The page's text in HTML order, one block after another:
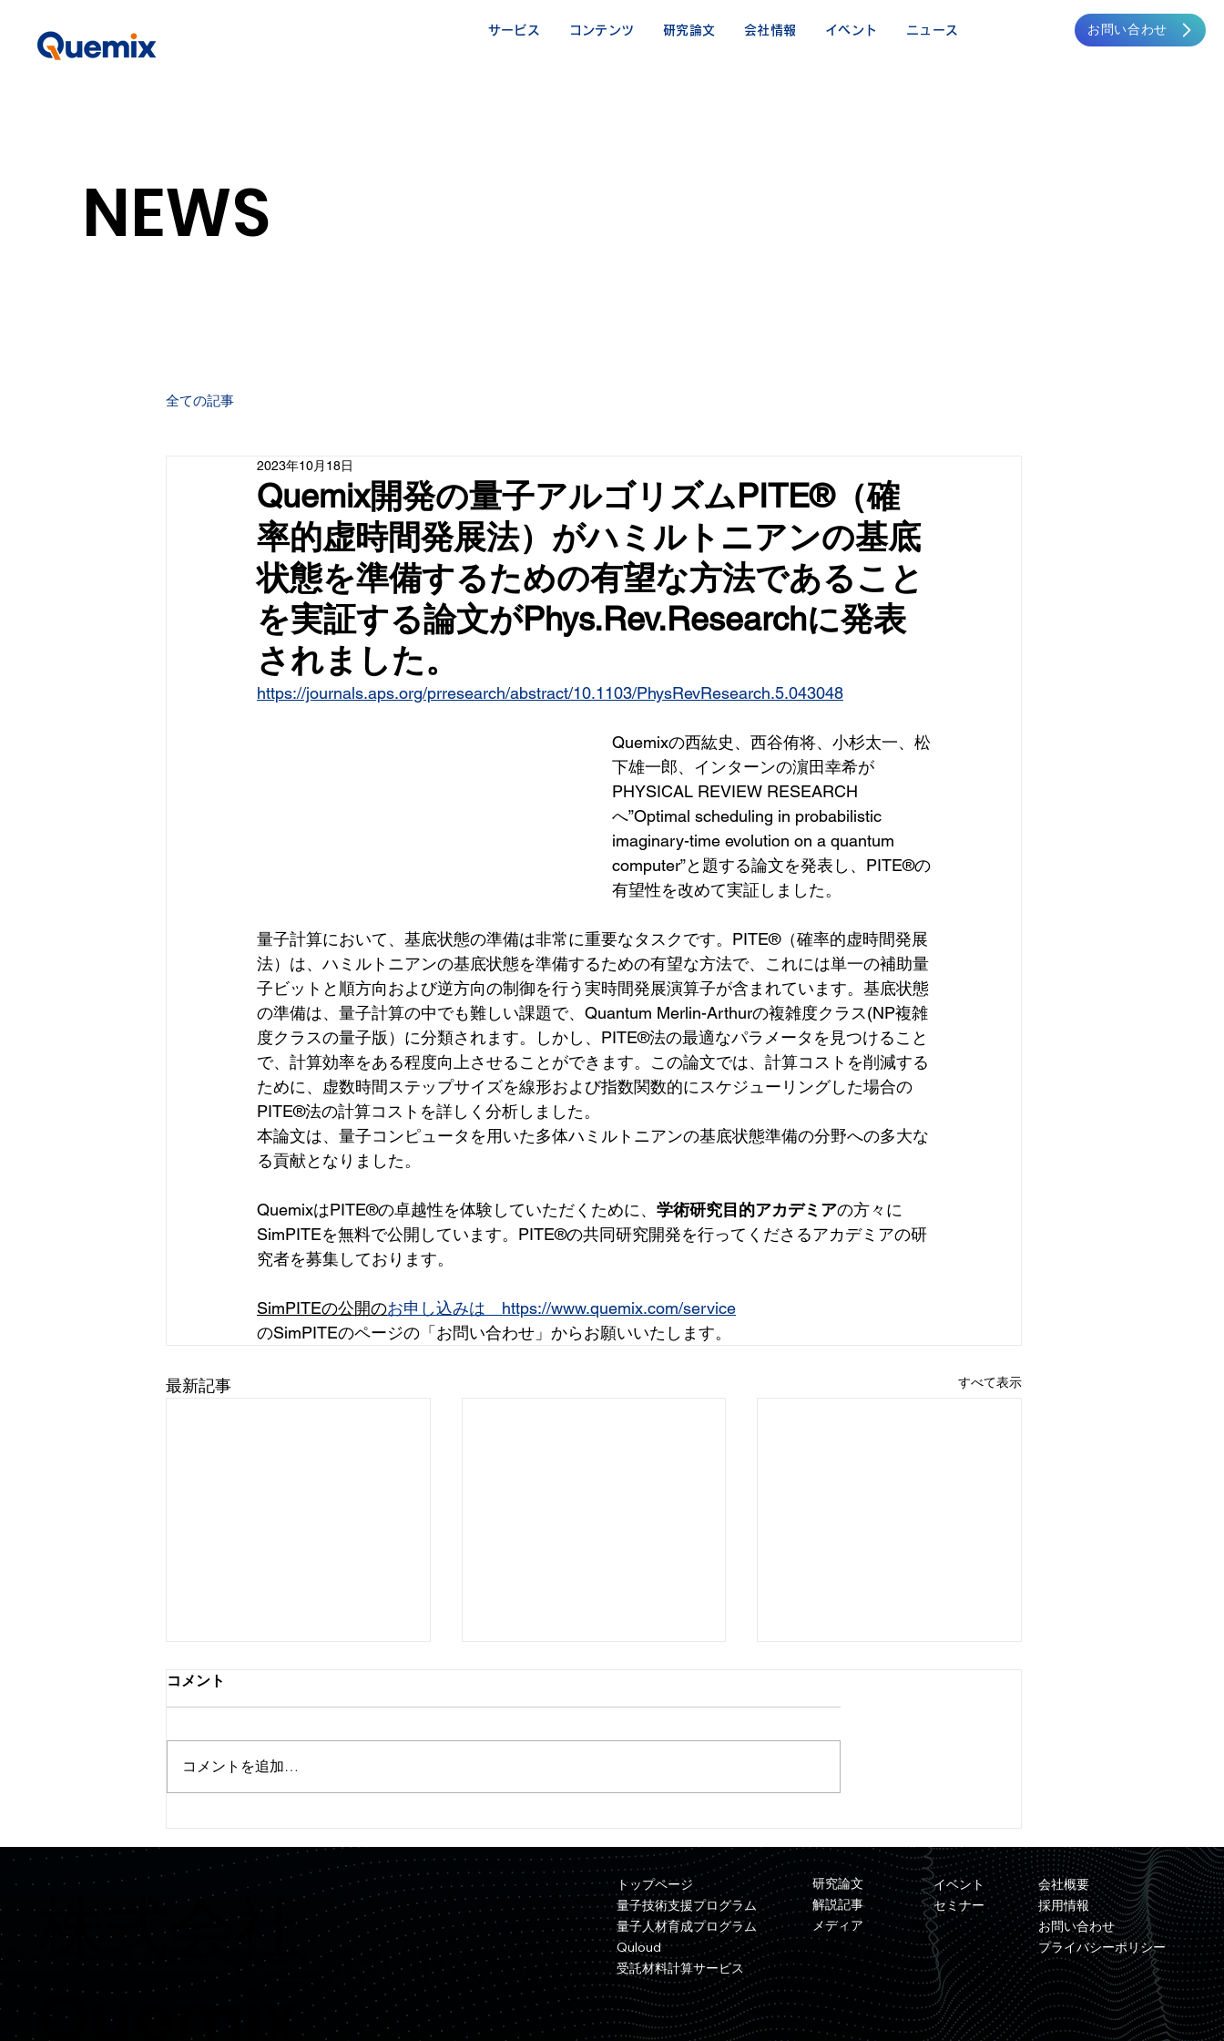
お問い合わせ
サービス コンテンツ 研究論文 会社情報 イベント ニュース
全ての記事
Quemix開発の量子アルゴリズムPITE®️（確
率的虚時間発展法）がハミルトニアンの基底
状態を準備するための有望な方法であること
を実証する論文がPhys.Rev.Researchに発表
されました。
2023年10月18日
https://journals.aps.org/prresearch/abstract/10.1103/PhysRevResearch.5.043048
Quemixの西紘史、西谷侑将、小杉太一、松
下雄一郎、インターンの濵田幸希が
PHYSICAL REVIEW RESEARCH
へ”Optimal scheduling in probabilistic
imaginary-time evolution on a quantum
computer”と題する論文を発表し、PITE®️の
有望性を改めて実証しました。
量子計算において、基底状態の準備は非常に重要なタスクです。PITE®️（確率的虚時間発展
法）は、ハミルトニアンの基底状態を準備するための有望な方法で、これには単一の補助量
子ビットと順方向および逆方向の制御を行う実時間発展演算子が含まれています。基底状態
の準備は、量子計算の中でも難しい課題で、Quantum Merlin-Arthurの複雑度クラス(NP複雑
度クラスの量子版）に分類されます。しかし、PITE®️法の最適なパラメータを見つけること
で、計算効率をある程度向上させることができます。この論文では、計算コストを削減する
ために、虚数時間ステップサイズを線形および指数関数的にスケジューリングした場合の
PITE®️法の計算コストを詳しく分析しました。
本論文は、量子コンピュータを用いた多体ハミルトニアンの基底状態準備の分野への多大な
る貢献となりました。
QuemixはPITE®️の卓越性を体験していただくために、 学術研究目的アカデミアの方々に
SimPITEを無料で公開しています。PITE®️の共同研究開発を行ってくださるアカデミアの研
究者を募集しております。
SimPITEの公開のお申し込みは　https://www.quemix.com/service
のSimPITEのページの「お問い合わせ」からお願いいたします。
最新記事 すべて表示
Quemix、Hondaより資金調
達を実施
と三井金属が資本業務提携を
締結
ンピュータを用いた材料シミ
ュレーション基盤の開発」が
NEDO事業に採択
コメント
コメントを追加…
NEWS
​株式会社
Quemix
トップページ
量子技術支援プログラム
量子人材育成プログラム
Quloud
受託材料計算サービス
研究論文
解説記事
メディア
イベント
セミナー
会社概要
採用情報
お問い合わせ
プライバシーポリシー